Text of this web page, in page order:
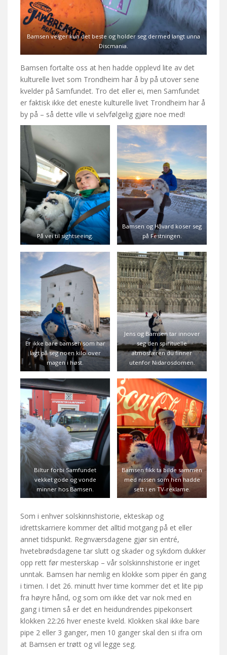
Bamsen velger kun det beste og holder seg dermed langt unna
Discmania.
Bamsen fortalte oss at hen hadde opplevd lite av det
kulturelle livet som Trondheim har å by på utover sene
kvelder på Samfundet. Tro det eller ei, men Samfundet
er faktisk ikke det eneste kulturelle livet Trondheim har å
by på – så dette ville vi selvfølgelig gjøre noe med!
På vei til sightseeing.
Bamsen og Håvard koser seg
på Festningen.
Er ikke bare bamsen som har
lagt på seg noen kilo over
magen i høst.
Jens og Bamsen tar innover
seg den spirituelle
atmosfæren du finner
utenfor Nidarosdomen.
Biltur forbi Samfundet
vekket gode og vonde
minner hos Bamsen.
Bamsen fikk ta bilde sammen
med nissen som hen hadde
sett i en TV-reklame.
Som i enhver solskinnshistorie, ekteskap og
idrettskarriere kommer det alltid motgang på et eller
annet tidspunkt. Regnværsdagene gjør sin entré,
hvetebrødsdagene tar slutt og skader og sykdom dukker
opp rett før mesterskap – vår solskinnshistorie er inget
unntak. Bamsen har nemlig en klokke som piper én gang
i timen. I det 26. minutt hver time kommer det et lite pip
fra høyre hånd, og som om ikke det var nok med en
gang i timen så er det en heidundrendes pipekonsert
klokken 22:26 hver eneste kveld. Klokken skal ikke bare
pipe 2 eller 3 ganger, men 10 ganger skal den si ifra om
at Bamsen er trøtt og vil legge seg.